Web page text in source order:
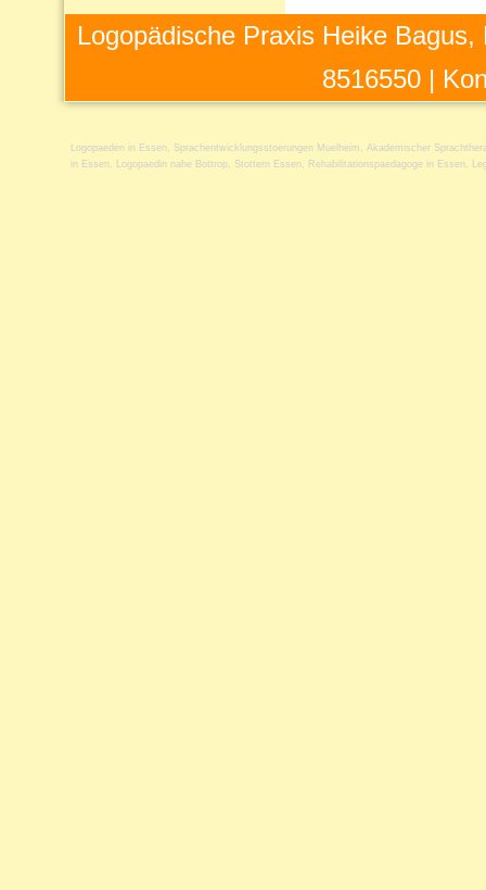
Logopädische Praxis Heike
8516550 |
Logopaeden in Essen Sprachentwicklungsstoerungen Muelheim
Akademischer
in Essen
Logopaedin nahe Bottrop Stottern Essen Rehabilitationspaedagoge in Essen